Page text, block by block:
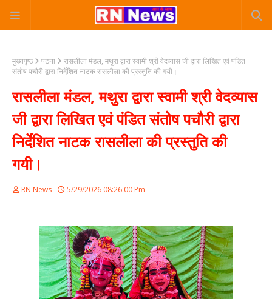
मुख्यपृष्ठ पटना
रासलीला मंडल, मथुरा द्वारा स्वामी श्री वेदव्यास जी द्वारा लिखित एवं पंडित
संतोष पचौरी द्वारा निर्देशित नाटक रासलीला की प्रस्तुति की गयी।
रासलीला मंडल, मथुरा द्वारा स्वामी श्री वेदव्यास
जी द्वारा लिखित एवं पंडित संतोष पचौरी द्वारा
निर्देशित नाटक रासलीला की प्रस्तुति की
गयी।
RN News 5/29/2026 08:26:00 Pm